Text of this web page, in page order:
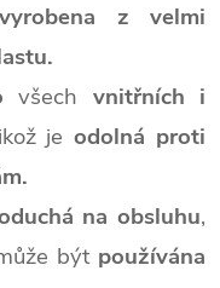
vyrobena z velmi
všech vnitřních i
jeodolná proti
na obsluhu,
být používána